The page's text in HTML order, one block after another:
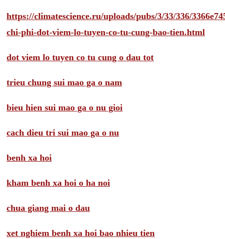
https://climatescience.ru/uploads/pubs/3/33/336/
chi-phi-dot-viem-lo-tuyen-co-tu-cung-bao-tien.html
dot viem lo tuyen co tu cung o dau tot
trieu chung sui mao ga o nam
bieu hien sui mao ga o nu gioi
cach dieu tri sui mao ga o nu
benh xa hoi
kham benh xa hoi o ha noi
chua giang mai o dau
xet nghiem benh xa hoi bao nhieu tien